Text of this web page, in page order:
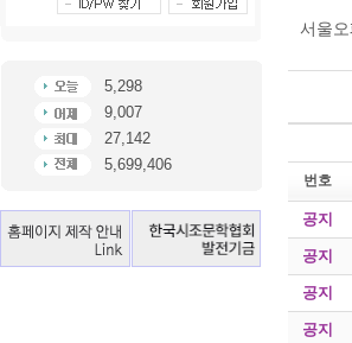
5,298
9,007
27,142
5,699,406
서울
번호
공지
공지
공지
공지